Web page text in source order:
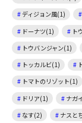
ディジョン風(1)
ドーナツ(1)
ト
トウバンジャン(1)
トッカルビ(1)
トマトのリゾット(1)
ドリア(1)
ナガ
なす(2)
ナスと